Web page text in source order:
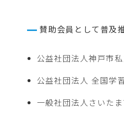
賛助会員として普及
公益社団法人神戸市
公益社団法人 全国学
一般社団法人さいた